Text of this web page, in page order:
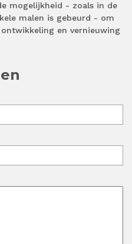
mogelijkheid - zoals in de
malen is gebeurd - om
en vernieuwing